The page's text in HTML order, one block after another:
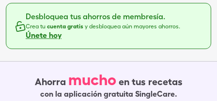
Desbloquea tus ahorros de membresía.
Crea tu cuenta gratis y desbloquea aún mayores ahorros.
Únete hoy
Ahorra mucho en tus recetas
con la aplicación gratuita SingleCare.